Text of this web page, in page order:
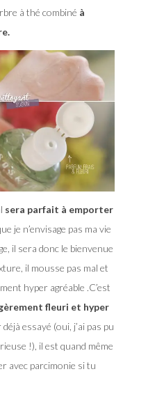
à thé combiné à
sera parfait à emporter
je n’envisage pas ma vie
il sera donc le bienvenue
il mousse pas mal et
hyper agréable .C’est
fleuri et hyper
essayé (oui, j’ai pas pu
!), il est quand même
avec parcimonie si tu